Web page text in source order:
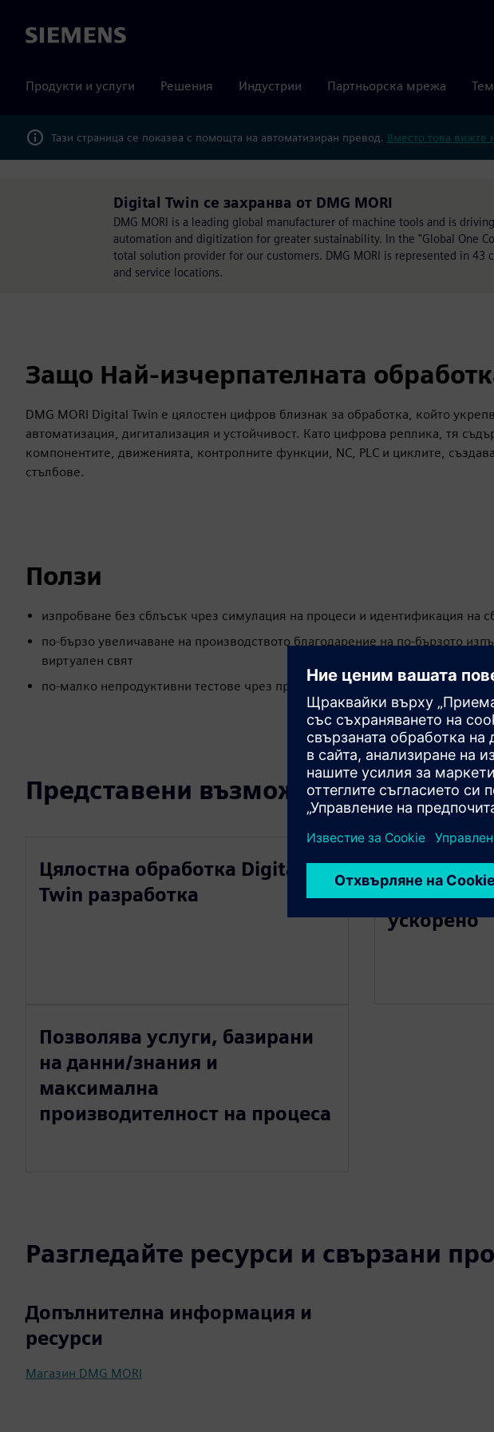
Siemens
Продукти и услуги Решения Индустрии Партньорска мрежа
Тази страница се показва с помощта на автоматизиран превод. Вместо това вижте
Digital Twin се захранва от DMG MORI
DMG MORI is a leading global manufacturer of machine tools and is
automation and digitization for greater sustainability. In the "Global One
total solution provider for our customers. DMG MORI is represented in
and service locations.
Защо Най-изчерпателната
DMG MORI Digital Twin е цялостен цифров близнак за обработка, който
автоматизация, дигитализация и устойчивост. Като цифрова реплика, тя
компонентите, движенията, контролните функции, NC, PLC и циклите,
стълбове.
Ползи
изпробване без сблъсък чрез симулация на процеси и идентификация на
по-бързо увеличаване на производството благодарение на по-бързото
виртуален свят
по-малко непродуктивни тестове чрез преместване на дейностите от
Представени възможности
Цялостна обработка Digital
Twin разработка
Вашата
ускорено
Позволява услуги, базирани
на данни/знания и
максимална
производителност на процеса
Разгледайте ресурси и свързани
Допълнителна информация и
ресурси
Магазин DMG MORI